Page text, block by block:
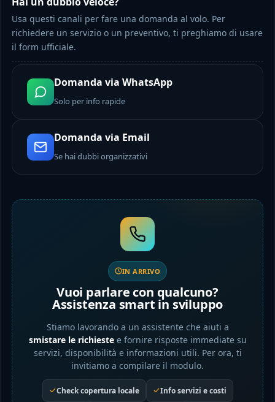
Usa questi canali per fare una domanda al volo. Per
richiedere un servizio o un preventivo, ti preghiamo di usare
il form ufficiale.
Domanda via WhatsApp
Solo per info rapide
Domanda via Email
Se hai dubbi organizzativi
IN ARRIVO
Vuoi parlare con qualcuno?
Assistenza smart in sviluppo
Stiamo lavorando a un assistente che aiuti a
smistare le richiestee fornire risposte immediate su
servizi, disponibilità e informazioni utili. Per ora, ti
invitiamo a compilare il modulo.
Check copertura locale Info servizi e costi